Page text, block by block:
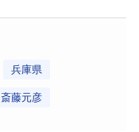
兵庫県
斎藤元彦